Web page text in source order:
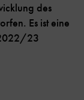
des
Es ist eine
23